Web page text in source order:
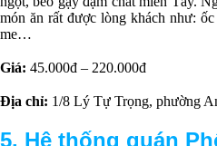
món ăn rất được lòng khách như:
me…
Giá: 45.000đ – 220.000đ
Địa chỉ: 1/8 Lý Tự Trọng, phường
5. Hệ thống quán